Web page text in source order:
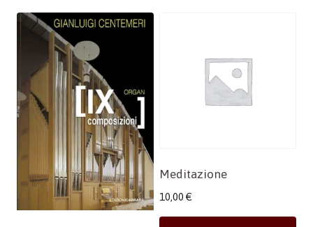
Meditazione
10,00 €